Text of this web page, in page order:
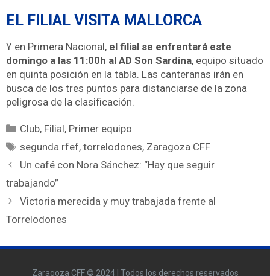
EL FILIAL VISITA MALLORCA
Y en Primera Nacional, el filial se enfrentará este
domingo a las 11:00h al AD Son Sardina, equipo situado
en quinta posición en la tabla. Las canteranas irán en
busca de los tres puntos para distanciarse de la zona
peligrosa de la clasificación.
Club, Filial, Primer equipo
segunda rfef,torrelodones, Zaragoza CFF
Un café con Nora Sánchez: “Hay que seguir
trabajando”
Victoria merecida y muy trabajada frente al
Torrelodones
Zaragoza CFF © 2024 | Todos los derechos reservados